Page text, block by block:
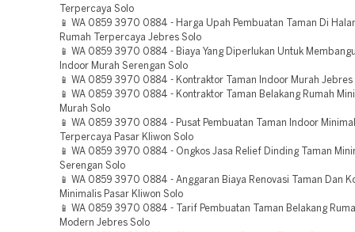
Terpercaya Solo
📱 WA 0859 3970 0884 - Harga Upah Pembuatan Taman Di
Rumah Terpercaya Jebres Solo
📱 WA 0859 3970 0884 - Biaya Yang Diperlukan Untuk
Indoor Murah Serengan Solo
📱 WA 0859 3970 0884 - Kontraktor Taman Indoor Murah Jebres
📱 WA 0859 3970 0884 - Kontraktor Taman Belakang Rumah
Murah Solo
📱 WA 0859 3970 0884 - Pusat Pembuatan Taman Indoor
Terpercaya Pasar Kliwon Solo
📱 WA 0859 3970 0884 - Ongkos Jasa Relief Dinding Taman
Serengan Solo
📱 WA 0859 3970 0884 - Anggaran Biaya Renovasi Taman Dan
Minimalis Pasar Kliwon Solo
📱 WA 0859 3970 0884 - Tarif Pembuatan Taman Belakang
Modern Jebres Solo